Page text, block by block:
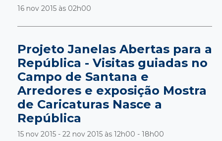
16 nov 2015 às 02h00
Projeto Janelas Abertas para a
República - Visitas guiadas no
Campo de Santana e
Arredores e exposição Mostra
de Caricaturas Nasce a
República
15 nov 2015 - 22 nov 2015 às 12h00 - 18h00